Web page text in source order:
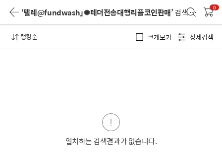
‘텔레@fundwash」✺테더전송대행리플코인판매’검색 결과 0
랭킹순 크게보기 상세검색
일치하는 검색결과가 없습니다.